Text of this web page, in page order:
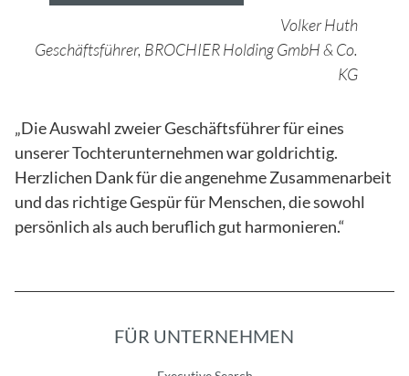
Volker Huth
Geschäftsführer, BROCHIER Holding GmbH & Co.
KG
„Die Auswahl zweier Geschäftsführer für eines
unserer Tochterunternehmen war goldrichtig.
Herzlichen Dank für die angenehme Zusammenarbeit
und das richtige Gespür für Menschen, die sowohl
persönlich als auch beruflich gut harmonieren.“
FÜR UNTERNEHMEN